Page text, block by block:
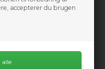
accepterer du brugen
og stilren hjelm